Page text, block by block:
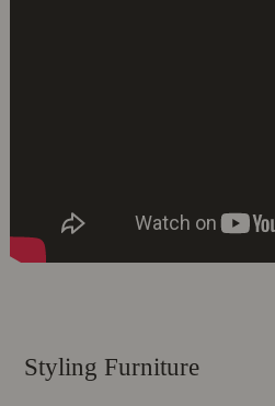
Styling Furniture